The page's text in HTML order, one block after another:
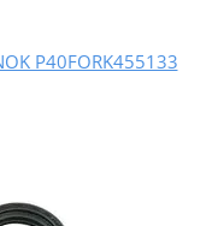
P40FORK455133